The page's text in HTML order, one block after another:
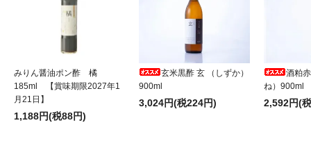
みりん醤油ポン酢 橘
185ml 【賞味期限2027年1
月21日】
1,188円(税88円)
玄米黒酢 玄 （しずか）
900ml
3,024円(税224円)
酒粕
ね）900ml
2,592円(